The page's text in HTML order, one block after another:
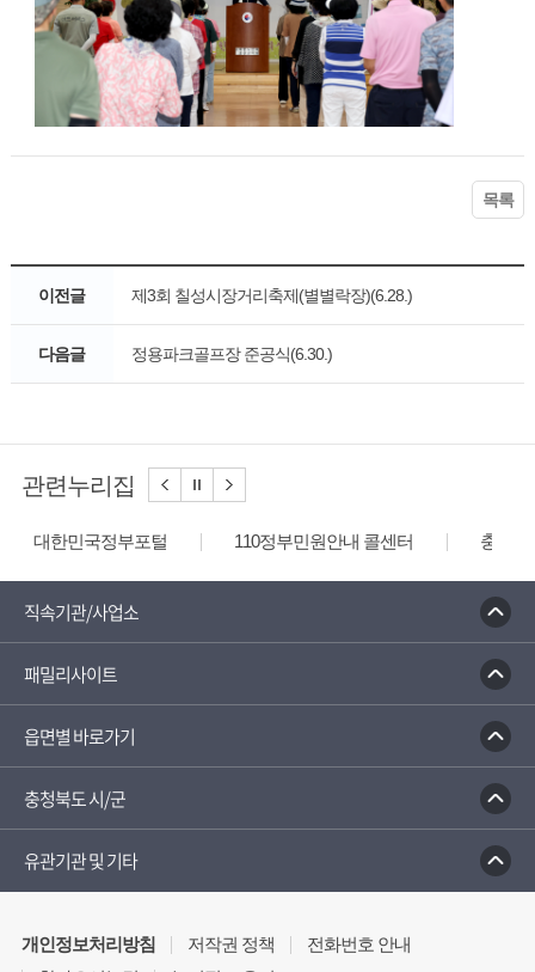
목록
이전글 제3회 칠성시장거리축제(별별락장)(6.28.)
다음글 정용파크골프장 준공식(6.30.)
관련누리집
대한민국정부포털 110정부민원안내 콜센터 충청북
직속기관/사업소
패밀리사이트
읍면별 바로가기
충청북도 시/군
유관기관 및 기타
개인정보처리방침 저작권 정책
전화번호 안내